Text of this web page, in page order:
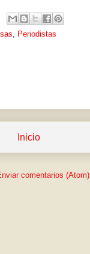
, Periodistas
Inicio
comentarios (Atom)